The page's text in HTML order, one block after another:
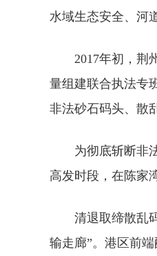
水域生态安全、河
2017年初，荆
量组建联合执法专
非法砂石码头、散
为彻底斩断非
高发时段，在陈家
清退取缔散乱
输走廊”。港区前